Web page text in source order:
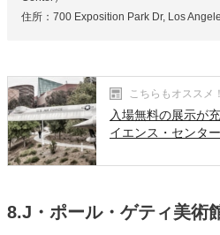
住所：700 Exposition Park Dr, Los
こちらもオススメ！
入場無料の展示が
イエンス・センター
8.J・ポール・ゲティ美術